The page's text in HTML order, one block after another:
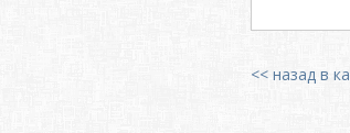
<< назад в